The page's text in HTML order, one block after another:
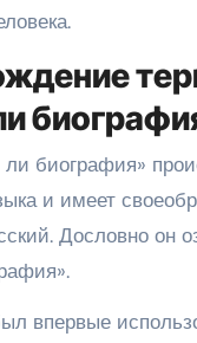
ли биография»
и имеет
Дословно он
впервые